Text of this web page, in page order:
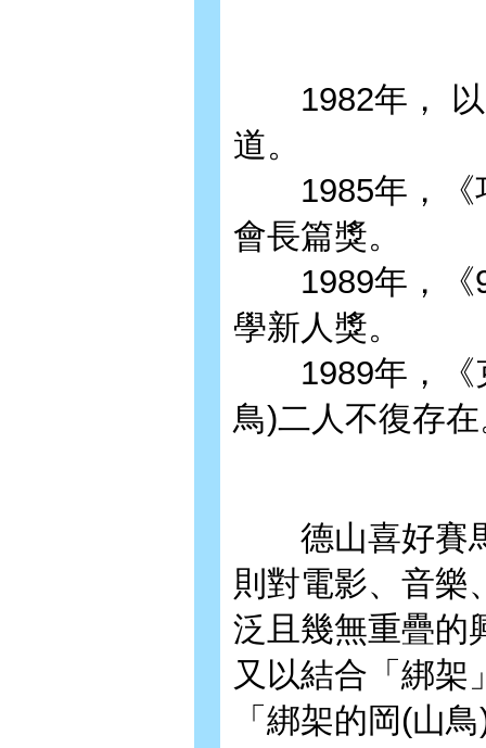
1982年， 以
道。
1985年，《
會長篇獎。
1989年，《
學新人獎。
1989年，《
鳥)二人不復存
德山喜好賽馬
則對電影、音樂
泛且幾無重疊的
又以結合「綁架
「綁架的岡(山